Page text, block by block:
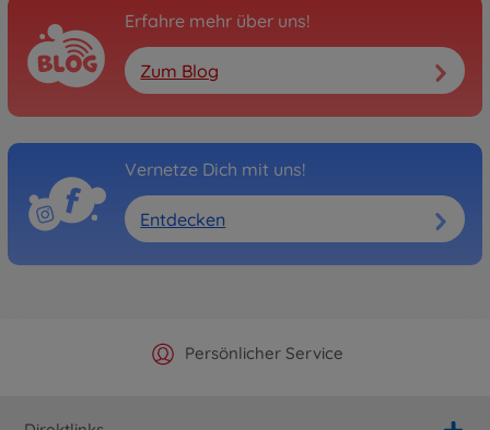
Erfahre mehr über uns!
Zum Blog
Vernetze Dich mit uns!
Entdecken
Offizieller Hersteller Shop
Persönlicher Service
Versandkostenfrei ab 25€
Schnelle Lieferung